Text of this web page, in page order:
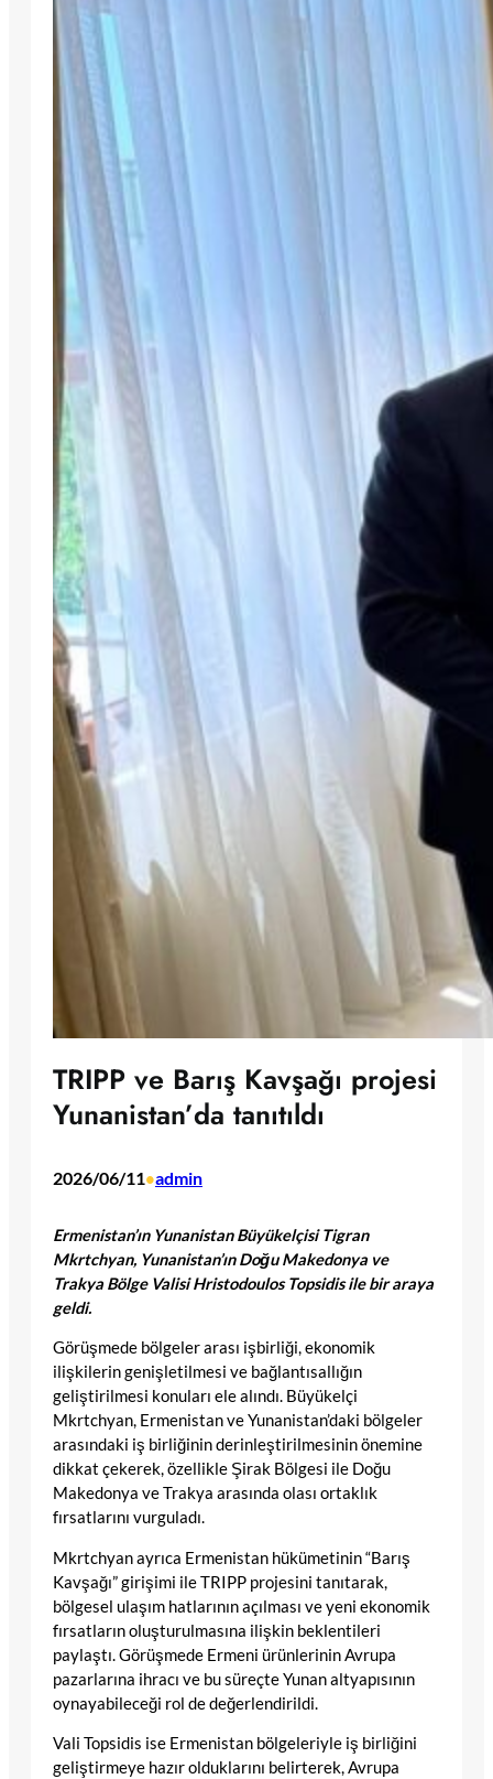
TRIPP ve Barış Kavşağı projesi
Yunanistan’da tanıtıldı
2026/06/11•admin
Ermenistan’ın Yunanistan Büyükelçisi Tigran
Mkrtchyan, Yunanistan’ın Doğu Makedonya ve
Trakya Bölge Valisi Hristodoulos Topsidis ile bir araya
geldi.
Görüşmede bölgeler arası işbirliği, ekonomik
ilişkilerin genişletilmesi ve bağlantısallığın
geliştirilmesi konuları ele alındı. Büyükelçi
Mkrtchyan, Ermenistan ve Yunanistan’daki bölgeler
arasındaki iş birliğinin derinleştirilmesinin önemine
dikkat çekerek, özellikle Şirak Bölgesi ile Doğu
Makedonya ve Trakya arasında olası ortaklık
fırsatlarını vurguladı.
Mkrtchyan ayrıca Ermenistan hükümetinin “Barış
Kavşağı” girişimi ile TRIPP projesini tanıtarak,
bölgesel ulaşım hatlarının açılması ve yeni ekonomik
fırsatların oluşturulmasına ilişkin beklentileri
paylaştı. Görüşmede Ermeni ürünlerinin Avrupa
pazarlarına ihracı ve bu süreçte Yunan altyapısının
oynayabileceği rol de değerlendirildi.
Vali Topsidis ise Ermenistan bölgeleriyle iş birliğini
geliştirmeye hazır olduklarını belirterek, Avrupa